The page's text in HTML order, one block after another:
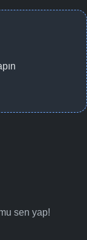
sen yap!